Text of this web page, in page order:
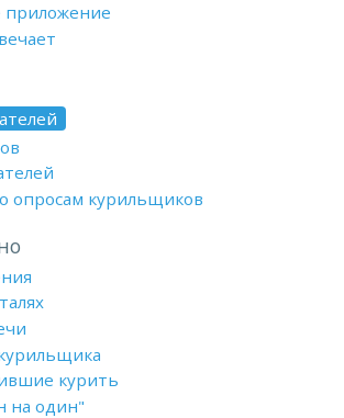
опросам курильщиков
курить
на один"